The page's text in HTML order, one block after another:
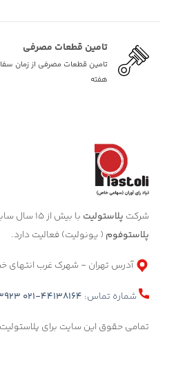
تامین قطعات مصرفی
تامین قطعات مصرفی از زمان
هفته
شرکت پلاستولیت با بیش از 15 سال سابقه در زمینه تأمین تجهیزات و ماشین آلات صنعتی مرتبط با صنعت
پلاستوفوم ( یونولیت) فعالیت دارد.
آدرس تهران - شهرک غرب انتهای
شماره تماس: 021-44138164
تمامی حقوق این سایت برای